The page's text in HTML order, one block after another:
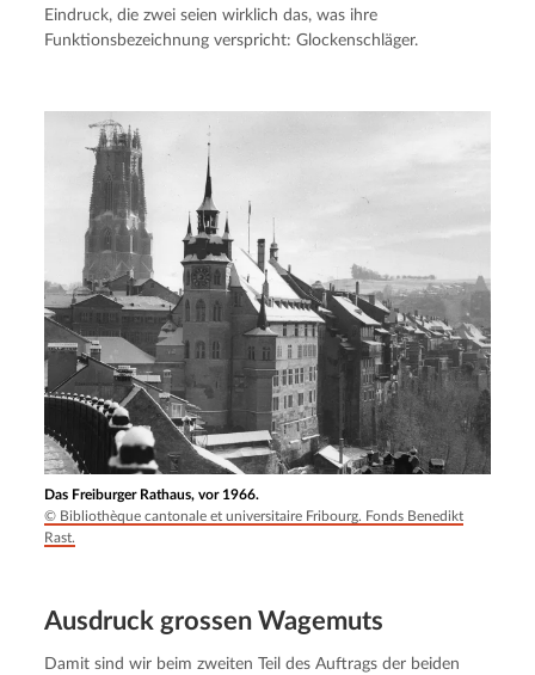
Eindruck, die zwei seien wirklich das, was ihre
Funktionsbezeichnung verspricht: Glockenschläger.
Das Freiburger Rathaus, vor 1966.
© Bibliothèque cantonale et universitaire Fribourg. Fonds Benedikt
Rast.
Ausdruck grossen Wagemuts
Damit sind wir beim zweiten Teil des Auftrags der beiden